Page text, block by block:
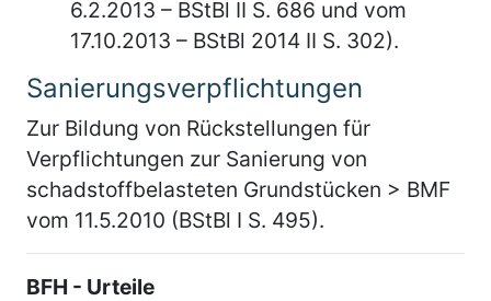
6.2.2013 – BStBl II S. 686 und vom
17.10.2013 – BStBl 2014 II S. 302).
Sanierungsverpflichtungen
Zur Bildung von Rückstellungen für
Verpflichtungen zur Sanierung von
schadstoffbelasteten Grundstücken > BMF
vom 11.5.2010 (BStBl I S. 495).
BFH - Urteile